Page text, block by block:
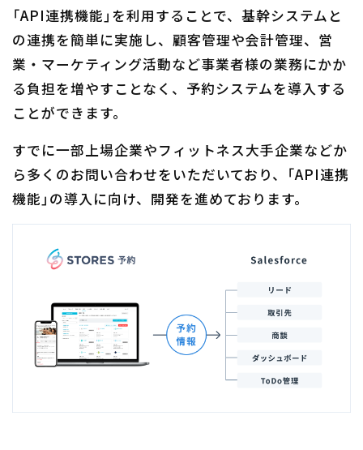
「API連携機能」を利用することで、基幹システムと
の連携を簡単に実施し、顧客管理や会計管理、営
業・マーケティング活動など事業者様の業務にかか
る負担を増やすことなく、予約システムを導入する
ことができます。
すでに一部上場企業やフィットネス大手企業などか
ら多くのお問い合わせをいただいており、「API連携
機能」の導入に向け、開発を進めております。